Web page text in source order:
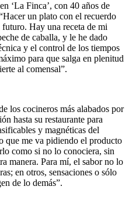
‘La Finca’, con 40 años de
un plato con el recuerdo
futuro. Hay una receta de mi
de caballa, y le he dado
y el control de los tiempos
para que salga en plenitud
al comensal”.
los cocineros más alabados por
hasta su restaurante para
y magnéticas del
que me va pidiendo el producto
como si no lo conociera, sin
manera. Para mí, el sabor no lo
en otros, sensaciones o sólo
de lo demás”.